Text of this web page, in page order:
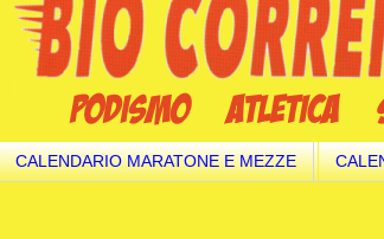
CALENDARIO MARATONE E MEZZE